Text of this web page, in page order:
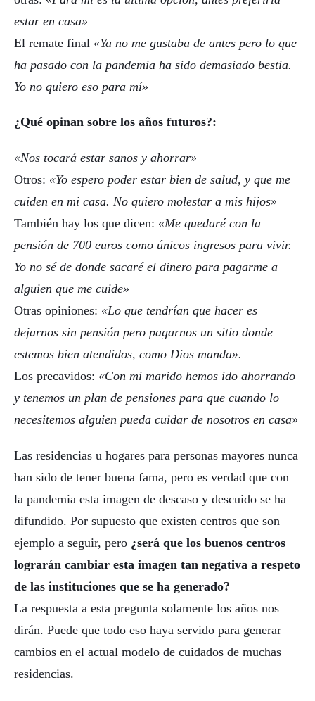
estar en casa»
El remate final «Ya no me gustaba de antes pero lo que
ha pasado con la pandemia ha sido demasiado bestia.
Yo no quiero eso para mí»
¿Qué opinan sobre los años futuros?:
«Nos tocará estar sanos y ahorrar»
Otros: «Yo espero poder estar bien de salud, y que me
cuiden en mi casa. No quiero molestar a mis hijos»
También hay los que dicen: «Me quedaré con la
pensión de 700 euros como únicos ingresos para vivir.
Yo no sé de donde sacaré el dinero para pagarme a
alguien que me cuide»
Otras opiniones: «Lo que tendrían que hacer es
dejarnos sin pensión pero pagarnos un sitio donde
estemos bien atendidos, como Dios manda».
Los precavidos: «Con mi marido hemos ido ahorrando
y tenemos un plan de pensiones para que cuando lo
necesitemos alguien pueda cuidar de nosotros en casa»
Las residencias u hogares para personas mayores nunca
han sido de tener buena fama, pero es verdad que con
la pandemia esta imagen de descaso y descuido se ha
difundido. Por supuesto que existen centros que son
ejemplo a seguir, pero ¿será que los buenos centros
lograrán cambiar esta imagen tan negativa a respeto
de las instituciones que se ha generado?
La respuesta a esta pregunta solamente los años nos
dirán. Puede que todo eso haya servido para generar
cambios en el actual modelo de cuidados de muchas
residencias.